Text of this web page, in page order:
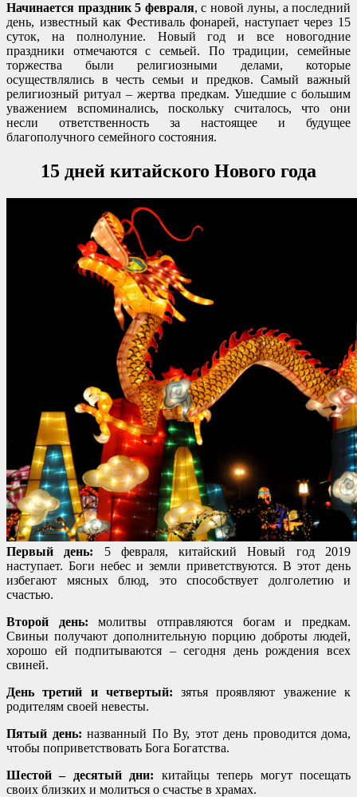
Начинается праздник 5 февраля, с новой луны, а последний
день, известный как Фестиваль фонарей, наступает через 15
суток, на полнолуние. Новый год и все новогодние
праздники отмечаются с семьей. По традиции, семейные
торжества были религиозными делами, которые
осуществлялись в честь семьи и предков. Самый важный
религиозный ритуал – жертва предкам. Ушедшие с большим
уважением вспоминались, поскольку считалось, что они
несли ответственность за настоящее и будущее
благополучного семейного состояния.
15 дней китайского Нового года
Первый день: 5 февраля, китайский Новый год 2019
наступает. Боги небес и земли приветствуются. В этот день
избегают мясных блюд, это способствует долголетию и
счастью.
Второй день: молитвы отправляются богам и предкам.
Свиньи получают дополнительную порцию доброты людей,
хорошо ей подпитываются – сегодня день рождения всех
свиней.
День третий и четвертый: зятья проявляют уважение к
родителям своей невесты.
Пятый день: названный По Ву, этот день проводится дома,
чтобы поприветствовать Бога Богатства.
Шестой – десятый дни: китайцы теперь могут посещать
своих близких и молиться о счастье в храмах.